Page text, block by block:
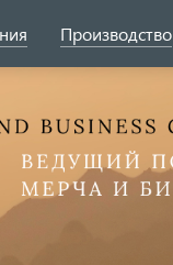
Производство